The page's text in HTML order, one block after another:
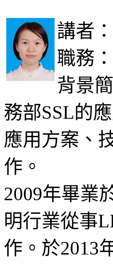
講者
職務
背景
務部SSL的
應用方案、
作。
2009年畢業
明行業從事
作。於2013